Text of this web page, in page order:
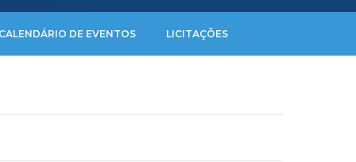
CALENDÁRIO DE EVENTOS LICITAÇÕES